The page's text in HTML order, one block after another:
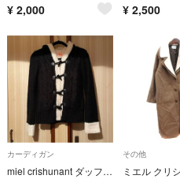
¥ 2,000 ¥ 2,500
カーディガン
miel crishunant ダッフル風ボアカーディガン 黒 ブラック
その他